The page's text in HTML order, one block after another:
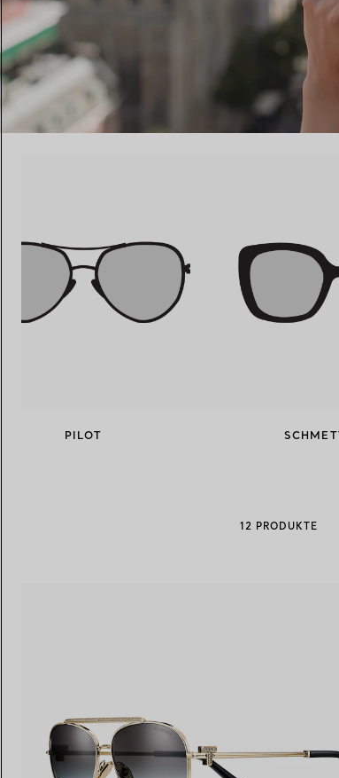
Vereinbaren Sie Ihren
00:09 / 00:15
PILOT
12 PRODUKTE